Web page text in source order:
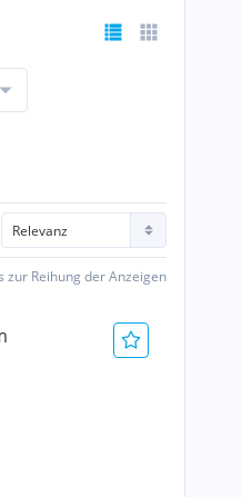
zur Reihung der Anzeigen